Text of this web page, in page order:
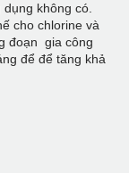
không có.
cho chlorine và
đoạn gia công
để để tăng khả